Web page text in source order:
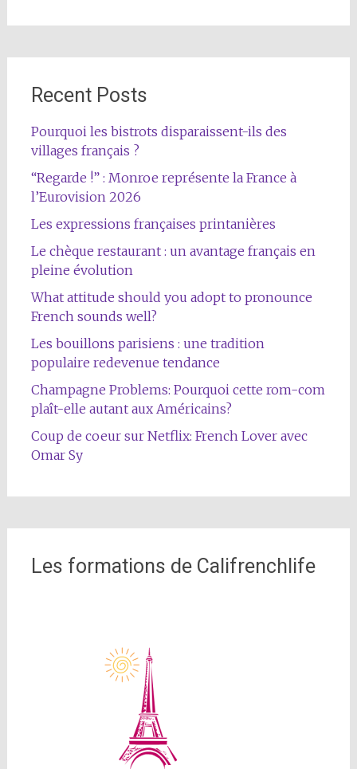
Recent Posts
Pourquoi les bistrots disparaissent-ils des
villages français ?
“Regarde !” : Monroe représente la France à
l’Eurovision 2026
Les expressions françaises printanières
Le chèque restaurant : un avantage français en
pleine évolution
What attitude should you adopt to pronounce
French sounds well?
Les bouillons parisiens : une tradition
populaire redevenue tendance
Champagne Problems: Pourquoi cette rom-com
plaît-elle autant aux Américains?
Coup de coeur sur Netflix: French Lover avec
Omar Sy
Les formations de Califrenchlife